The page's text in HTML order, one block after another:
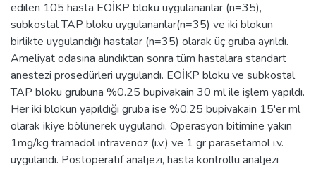
edilen 105 hasta EOİKP bloku uygulananlar (n=35),
subkostal TAP bloku uygulananlar(n=35) ve iki blokun
birlikte uygulandığı hastalar (n=35) olarak üç gruba ayrıldı.
Ameliyat odasına alındıktan sonra tüm hastalara standart
anestezi prosedürleri uygulandı. EOİKP bloku ve subkostal
TAP bloku grubuna %0.25 bupivakain 30 ml ile işlem yapıldı.
Her iki blokun yapıldığı gruba ise %0.25 bupivakain 15'er ml
olarak ikiye bölünerek uygulandı. Operasyon bitimine yakın
1mg/kg tramadol intravenöz (i.v.) ve 1 gr parasetamol i.v.
uygulandı. Postoperatif analjezi, hasta kontrollü analjezi